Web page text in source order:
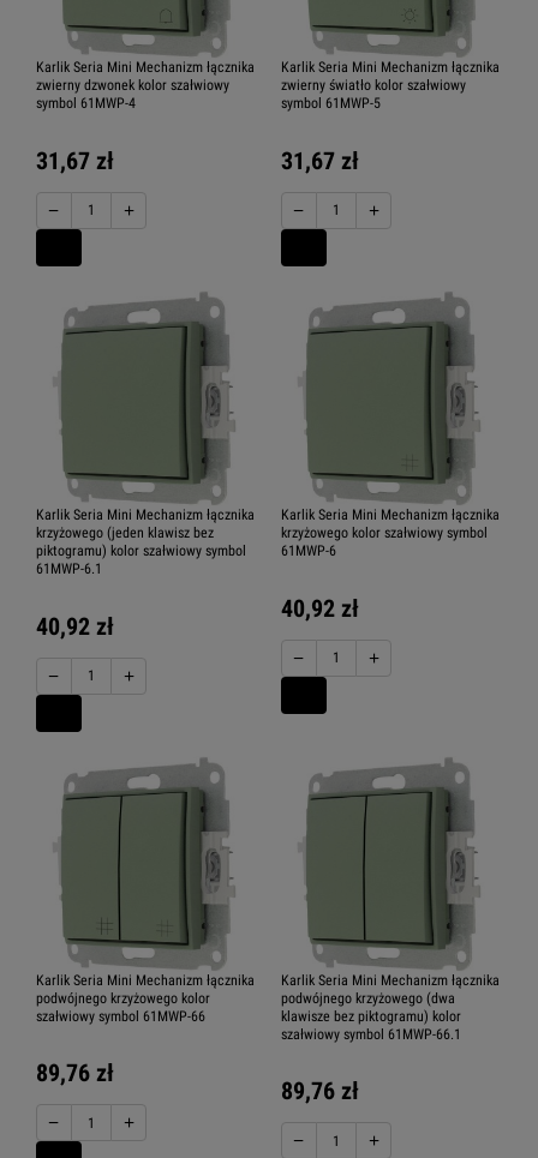
Karlik Seria Mini Mechanizm łącznika
zwierny dzwonek kolor szałwiowy
symbol 61MWP-4
31,67 zł
− +
Karlik Seria Mini Mechanizm łącznika
zwierny światło kolor szałwiowy
symbol 61MWP-5
31,67 zł
− +
Karlik Seria Mini Mechanizm łącznika
krzyżowego (jeden klawisz bez
piktogramu) kolor szałwiowy symbol
61MWP-6.1
40,92 zł
− +
Karlik Seria Mini Mechanizm łącznika
krzyżowego kolor szałwiowy symbol
61MWP-6
40,92 zł
− +
Karlik Seria Mini Mechanizm łącznika
podwójnego krzyżowego kolor
szałwiowy symbol 61MWP-66
89,76 zł
− +
Karlik Seria Mini Mechanizm łącznika
podwójnego krzyżowego (dwa
klawisze bez piktogramu) kolor
szałwiowy symbol 61MWP-66.1
89,76 zł
− +